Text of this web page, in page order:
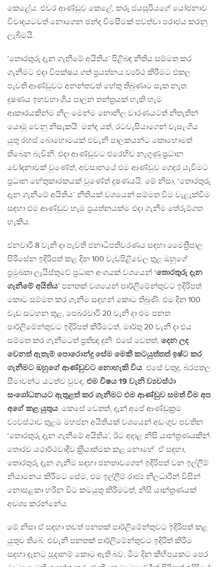
කෙළේය. එවර ආණ්ඩුව කෙළේ, කරූ ජයසූරියගේ යෝජනාව
විවාදයටවත් නොගෙන ඡන්ද විමසීමක් පවත්වා පරාජය කරනු
ලැබීමයි.
‘තොරතුරු දැන ගැනීමේ අයිතිය’ පිළිබඳ නීතිය සම්මත කර
ගැනීමට එදා විපක්ෂය ගත් ප‍්‍රයත්නය ව්‍යර්ථ කිරීමට එකල
පැවති ආණ්ඩුවට අනන්තවත් හේතු තිබුණාට සැක නැත.
දූෂණය ඉහවහා ගිය පාලන තන්ත‍්‍රයක් හැකි හැම
ආකාරයකින්ම නිල මෙන්ම නොනිල වාරණයටත් නිතැතින්
යොමු වෙනු නිසැකයි. මන්ද යත්, රටවැසියාගෙන් වැසැංගිය
යුතු රහස් බොහොමයක් එවැනි පාලකයන්ට කොහොමත්
තිබෙන බැවිනි. එදා ආණ්ඩුවට එරෙහිව නැගුණු ප‍්‍රධාන
චෝදනාවක් වුණේත්, අවසානයේ එම ආණ්ඩුව ගෙදර යැවීමට
ප‍්‍රධාන හේතුකාරකයක් වුණේත් දූෂණයයි. මේ නිසා, ‘තොරතුරු
දැන ගැනීමේ අයිතිය’ නීතියක් වශයෙන් සම්මත වීම වැළැක්වීම
සඳහා එම ආණ්ඩුව හැම ප‍්‍රයත්නයක්ම එදා ගැනීම තේරුම්ගත
හැකිය.
ජනවාරි 8 වැනි දා පැවති ජනාධිපතිවරණය සඳහා මෛත‍්‍රීපාල
සිරිසේන ඉදිරිපත් කළ දින 100 වැඩපිළිවෙල තුළ ඔහුගේ
ප‍්‍රමුඛතා ලැයිස්තුවේ ප‍්‍රධාන අංගයක් වශයෙන් ‘තොරතුරු දැන
ගැනීමේ අයිතිය’ පනතක් වශයෙන් පාර්ලිමේන්තුවට ඉදිරිපත්
කොට සම්මත කර ගැනීම සඳහන් කොට තිබුණි. එම දින 100
වැඩ සටහන තුළ, පෙබරවාරි 20 වැනි දා එම පනත
පාර්ලිමේන්තුවට ඉදිරිපත් කිරීමටත්, මාර්තු 20 වැනි දා එය
සම්මත කර ගැනීමටත් ප‍්‍රතිඥා දුනි. එසේ වෙතත්, දෙන ලද
වෙනත් ඇතැම් පොරොන්දු සේම මෙකී කටයුත්තත් ඉෂ්ට කර
ගැනීමට ඔහුගේ ආණ්ඩුවට නොහැකි විය. එසේ වතුදු, බරපතල
සීමාවන්ට යටත්ව වුවද, එම විෂය 19 වැනි ව්‍යවස්ථා
සංශෝධනයට ඇතුළත් කර ගැනීමට එම ආණ්ඩුව සමත් වීම අප
අගේ කළ යුතුය. කෙසේ වෙතත්, දැන් අපේ ආණ්ඩුක‍්‍රම
ව්‍යවස්ථාව තුළම මහජන අයිතියක් වශයෙන් අඩංගුව පවතින
‘තොරතුරු දැන ගැනීමේ අයිතිය’, ඊට අදාළ නිසි යාන්ත‍්‍රණයකින්
තොරව යථාර්ථවාදීව ක‍්‍රියාත්මක කළ නොහේ. ඒ සඳහා,
තොරතුරු දැන ගැනීම සඳහා ජනතාවගෙන් ඉදිරිපත් වන ඉල්ලීම්
නියාමනය කිරීමට සේම, එම ඉල්ලීම් රාජ්‍ය නිලධාරීන් විසින්
නොසළකා හරින විට කටයුතු කිරීමටත්, නිසි යාන්ත‍්‍රණයක්
අවශ්‍ය කරන්නේය.
මේ නිසා ඒ සඳහා තවත් පනතක් පාර්ලිමේන්තුවට ඉදිරිපත් කළ
යුතුව තිබේ. එවැනි පනතක් පාර්ලිමේන්තුවට ඉදිරිත් කිරීම
සඳහා දැනට සූදානම් කොට ඇති බව, මීට දින කිහිපයකට පෙර